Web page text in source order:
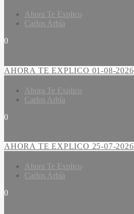
Ahora Te Explico
Carlos Arbía
0
AHORA TE EXPLICO 01-08-2026
Ahora Te Explico
Carlos Arbía
0
AHORA TE EXPLICO 25-07-2026
Ahora Te Explico
Carlos Arbía
0